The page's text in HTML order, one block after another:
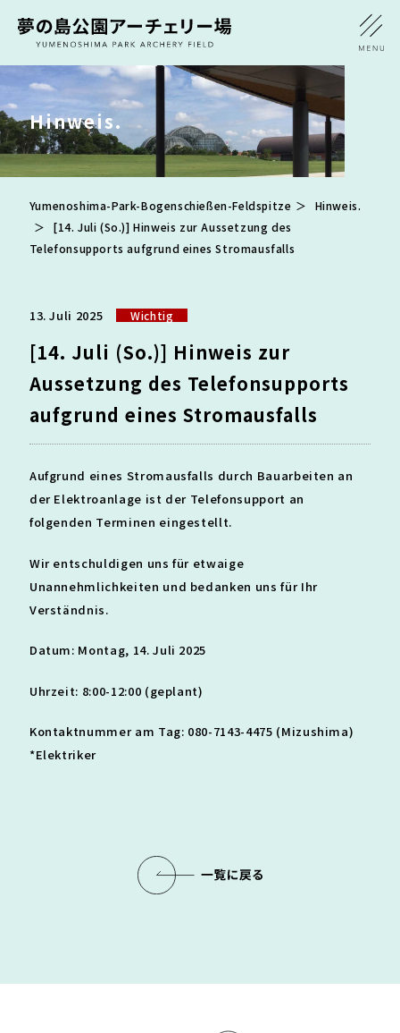
Hinweis.
Yumenoshima-Park-Bogenschießen-Feldspitze
Hinweis.
[14. Juli (So.)] Hinweis zur Aussetzung des
Telefonsupports aufgrund eines Stromausfalls
13. Juli 2025 Wichtig
[14. Juli (So.)] Hinweis zur
Aussetzung des Telefonsupports
aufgrund eines Stromausfalls
Aufgrund eines Stromausfalls durch Bauarbeiten an
der Elektroanlage ist der Telefonsupport an
folgenden Terminen eingestellt.
Wir entschuldigen uns für etwaige
Unannehmlichkeiten und bedanken uns für Ihr
Verständnis.
Datum: Montag, 14. Juli 2025
Uhrzeit: 8:00-12:00 (geplant)
Kontaktnummer am Tag: 080-7143-4475 (Mizushima)
*Elektriker